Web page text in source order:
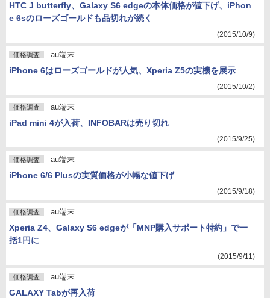
HTC J butterfly、Galaxy S6 edgeの本体価格が値下げ、iPhon
e 6sのローズゴールドも品切れが続く
(2015/10/9)
価格調査 au端末
iPhone 6はローズゴールドが人気、Xperia Z5の実機を展示
(2015/10/2)
価格調査 au端末
iPad mini 4が入荷、INFOBARは売り切れ
(2015/9/25)
価格調査 au端末
iPhone 6/6 Plusの実質価格が小幅な値下げ
(2015/9/18)
価格調査 au端末
Xperia Z4、Galaxy S6 edgeが「MNP購入サポート特約」で一
括1円に
(2015/9/11)
価格調査 au端末
GALAXY Tabが再入荷